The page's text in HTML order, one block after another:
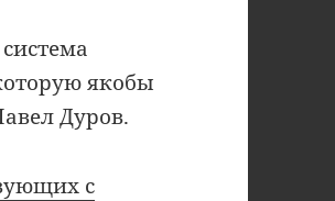
якобы
Дуров.
с